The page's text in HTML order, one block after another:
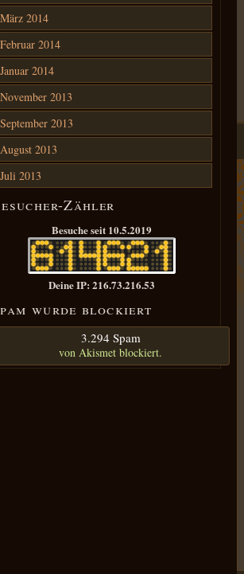
Like
März 2014
Februar 2014
Januar 2014
November 2013
September 2013
August 2013
Juli 2013
Zähler
Besuche seit 10.5.2019
Deine IP: 216.73.216.53
wurde blockiert
3.294 Spam
von Akismet blockiert.